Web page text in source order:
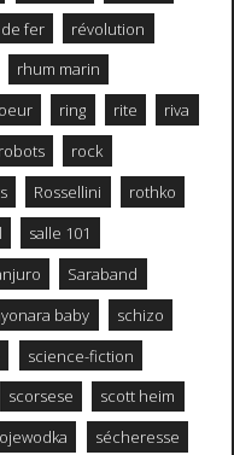
fer
révolution
rhum marin
ring rite
riva
robots
rock
Rossellini
rothko
salle 101
Saraband
baby
schizo
science-fiction
scorsese
scott heim
sécheresse